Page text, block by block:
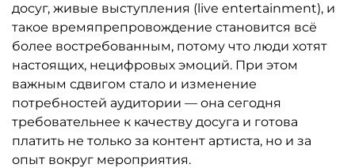
досуг, живые выступления (live entertainment), и
такое времяпрепровождение становится всё
более востребованным, потому что люди хотят
настоящих, нецифровых эмоций. При этом
важным сдвигом стало и изменение
потребностей аудитории — она сегодня
требовательнее к качеству досуга и готова
платить не только за контент артиста, но и за
опыт вокруг мероприятия.